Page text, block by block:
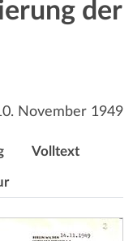
der
November 1949
Volltext